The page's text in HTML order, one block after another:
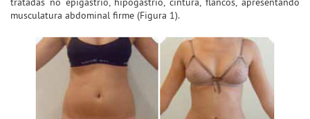
musculatura abdominal firme (Figura 1).